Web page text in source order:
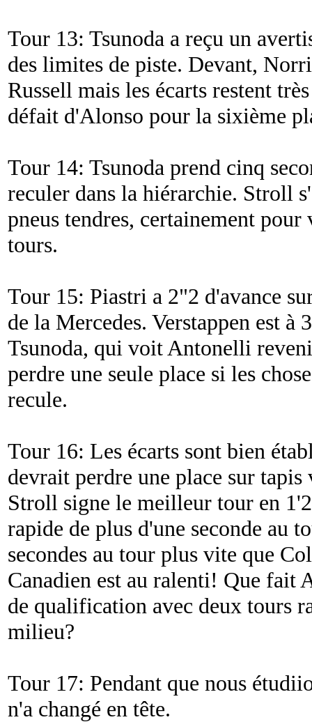
Tour 13: Tsunoda a reçu un
des limites de piste. Devant,
Russell mais les écarts restent
défait d'Alonso pour la sixième
Tour 14: Tsunoda prend cinq
reculer dans la hiérarchie. Stroll
pneus tendres, certainement
tours.
Tour 15: Piastri a 2"2 d'avance
de la Mercedes. Verstappen est
Tsunoda, qui voit Antonelli
perdre une seule place si les
recule.
Tour 16: Les écarts sont bien
devrait perdre une place sur tapis
Stroll signe le meilleur tour en
rapide de plus d'une seconde au
secondes au tour plus vite que
Canadien est au ralenti! Que fait
de qualification avec deux tours
milieu?
Tour 17: Pendant que nous
n'a changé en tête.